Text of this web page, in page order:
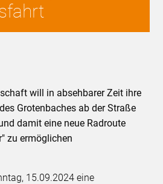
will in absehbarer Zeit ihre
Grotenbaches ab der Straße
damit eine neue Radroute
zu ermöglichen
15.09.2024 eine